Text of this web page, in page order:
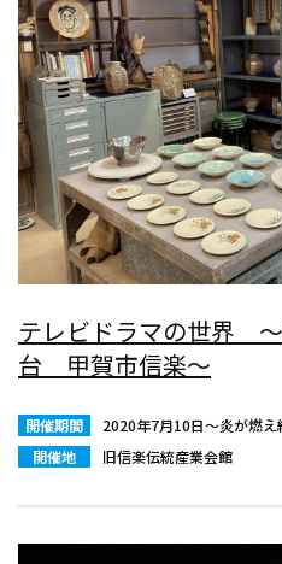
テレビドラマの世界
台 甲賀市信楽～
開催期間
2020年7月10日～炎が燃え
開催地
旧信楽伝統産業会館